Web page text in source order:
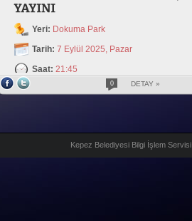
Yeri: Dokuma Park
Tarih: 7 Eylül 2025, Pazar
Saat: 21:45
0 DETAY »
Kepez Belediyesi Bilgi İşlem Servisi